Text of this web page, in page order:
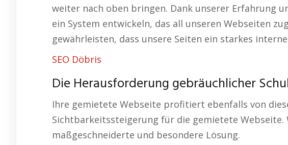
weiter nach oben bringen. Dank unserer Erfahrung
ein System entwickeln, das all unseren Webseiten
gewährleisten, dass unsere Seiten ein starkes
SEO Döbris
Die Herausforderung gebräuchlicher
Ihre gemietete Webseite profitiert ebenfalls von
Sichtbarkeitssteigerung für die gemietete Webseite.
maßgeschneiderte und besondere Lösung.